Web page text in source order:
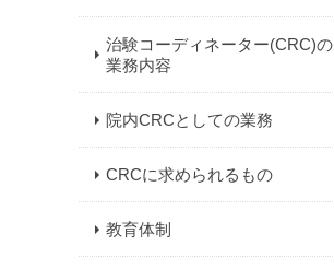
治験コーディネーター(CRC)の
業務内容
院内CRCとしての業務
CRCに求められるもの
教育体制